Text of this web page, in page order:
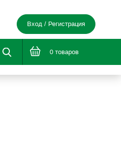
Вход / Регистрация
0 товаров